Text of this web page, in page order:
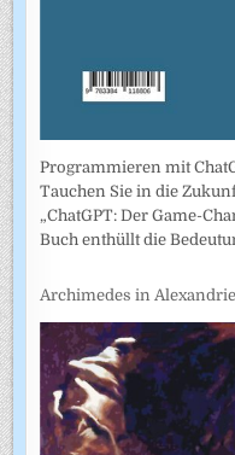
Programmieren mit
Tauchen Sie in die
„ChatGPT: Der Game-
Buch enthüllt die
Archimedes in